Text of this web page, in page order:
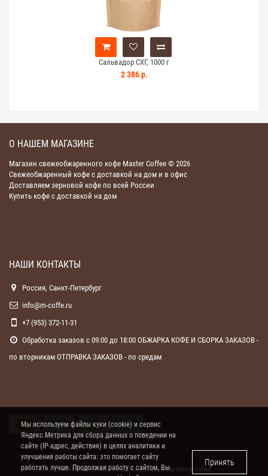
Сальвадор СХГ, 1000 г
2 386 р.
О НАШЕМ МАГАЗИНЕ
Магазин свежеобжаренного кофе Master Coffee © 2026
Свежеобжаренный кофе с доставкой на дом и в офис
Доставляем зерновой кофе по всей России
Купить кофе с доставкой на дом
НАШИ КОНТАКТЫ
Россия, Санкт-Петербург
info@m-coffe.ru
+7 (953) 372-11-31
Обработка заказов с 09:00 до 18:00 ОБЖАРКА КОФЕ И СБОРКА ЗАКАЗОВ -
по вторникам ОТПРАВКА ЗАКАЗОВ - по средам
© 2018-2026 Магазин свежеобжаренного кофе Master Coffee
Мы используем файлы куки (cookie) и сервис
Яндекс.Метрика для сбора данных о поведении на
сайте (IP-адрес, действия) в целях аналитики и
улучшения работы сайта: это помогает сайту
работать лучше. Продолжая работу с сайтом, Вы
Принять